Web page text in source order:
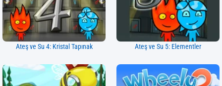
Ateş ve Su 4: Kristal Tapınak Ateş ve Su 5: Elementler